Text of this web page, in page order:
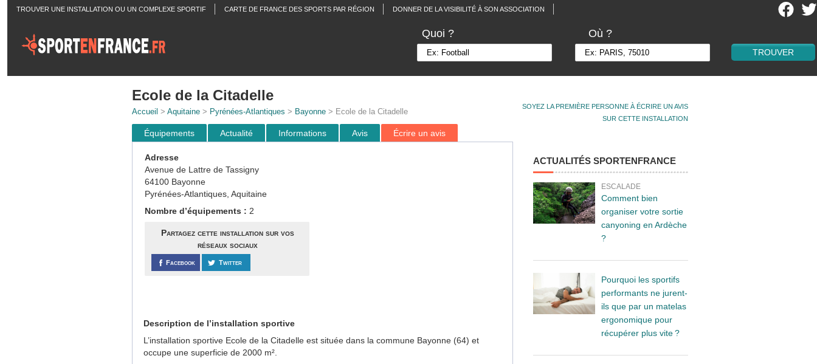
TROUVER UNE INSTALLATION OU UN COMPLEXE SPORTIF CARTE DE FRANCE DES SPORTS PAR RÉGION DONNER DE LA VISIBILITÉ À SON ASSOCIATION
Quoi ? Où ?
SOYEZ LA PREMIÈRE PERSONNE À ÉCRIRE UN AVIS
SUR CETTE INSTALLATION
Ecole de la Citadelle
Accueil > Aquitaine> Pyrénées-Atlantiques > Bayonne> Ecole de la Citadelle
Équipements Actualité Informations Avis Écrire un avis
Adresse
Avenue de Lattre de Tassigny
64100 Bayonne
Pyrénées-Atlantiques, Aquitaine
Nombre d’équipements : 2
Partagez cette installation sur vos
réseaux sociaux
Facebook Twitter
Description de l’installation sportive
L’installation sportive Ecole de la Citadelle est située dans la commune Bayonne (64) et
occupe une superficie de 2000 m².
ACTUALITÉS SPORTENFRANCE
ESCALADE
Comment bien
organiser votre sortie
canyoning en Ardèche
?
Pourquoi les sportifs
performants ne jurent-
ils que par un matelas
ergonomique pour
récupérer plus vite ?